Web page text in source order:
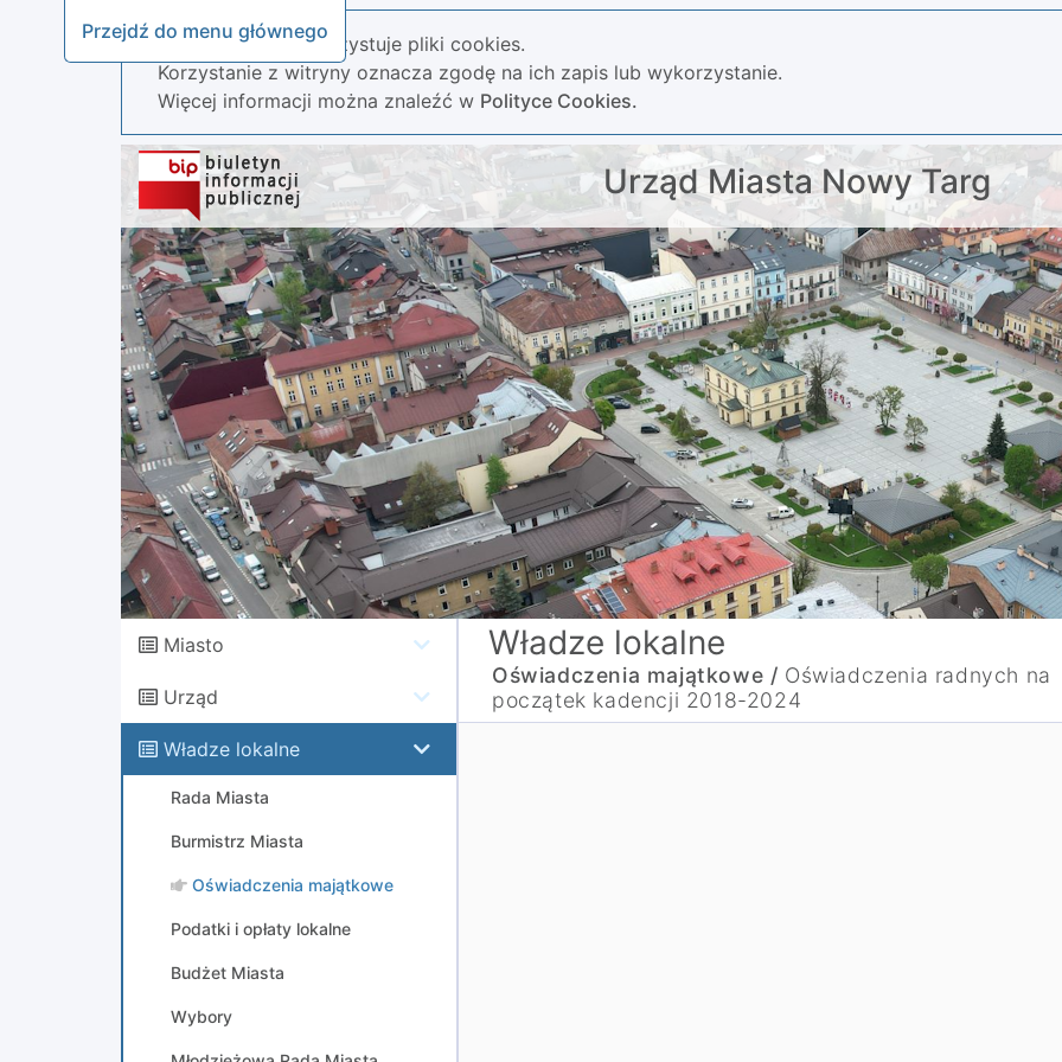
Przejdź do menu głównego
Nasza strona wykorzystuje pliki cookies.
Korzystanie z witryny oznacza zgodę na ich zapis lub wykorzystanie.
Więcej informacji można znaleźć w Polityce Cookies.
Urząd Miasta Nowy Targ
Miasto
Urząd
Władze lokalne
Rada Miasta
Burmistrz Miasta
Oświadczenia majątkowe
Podatki i opłaty lokalne
Budżet Miasta
Wybory
Władze lokalne
Oświadczenia majątkowe / Oświadczenia radnych na
początek kadencji 2018-2024